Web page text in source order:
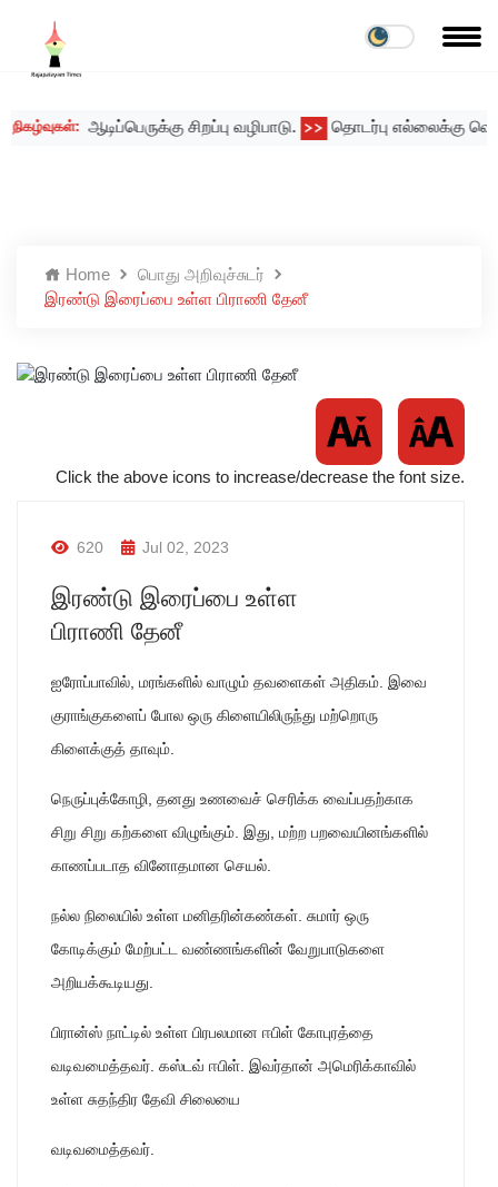
ஆடிப்பெருக்கு சிறப்பு வழிபாடு.>> தொடர்பு எல்லைக்கு
Home
பொது அறிவுச்சுடர்
இரண்டு இரைப்பை உள்ள பிராணி தேனீ
Click the above icons to increase/decrease the font size.
620 Jul 02, 2023
இரண்டு இரைப்பை உள்ள
பிராணி தேனீ
ஐரோப்பாவில், மரங்களில் வாழும் தவளைகள் அதிகம். இவை
குராங்குகளைப் போல ஒரு கிளையிலிருந்து மற்றொரு
கிளைக்குத் தாவும்.
நெருப்புக்கோழி, தனது உணவைச் செரிக்க வைப்பதற்காக
சிறு சிறு கற்களை விழுங்கும். இது, மற்ற பறவையினங்களில்
காணப்படாத வினோதமான செயல்.
நல்ல நிலையில் உள்ள மனிதரின்கண்கள். சுமார் ஒரு
கோடிக்கும் மேற்பட்ட வண்ணங்களின் வேறுபாடுகளை
அறியக்கூடியது.
பிரான்ஸ் நாட்டில் உள்ள பிரபலமான ஈபிள் கோபுரத்தை
வடிவமைத்தவர். கஸ்டவ் ஈபிள். இவர்தான் அமெரிக்காவில்
உள்ள சுதந்திர தேவி சிலையை
வடிவமைத்தவர்.